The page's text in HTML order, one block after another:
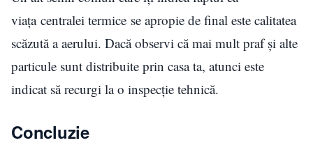
viața centralei termice se apropie de final este calitatea
scăzută a aerului. Dacă observi că mai mult praf și alte
particule sunt distribuite prin casa ta, atunci este
indicat să recurgi la o inspecție tehnică.
Concluzie